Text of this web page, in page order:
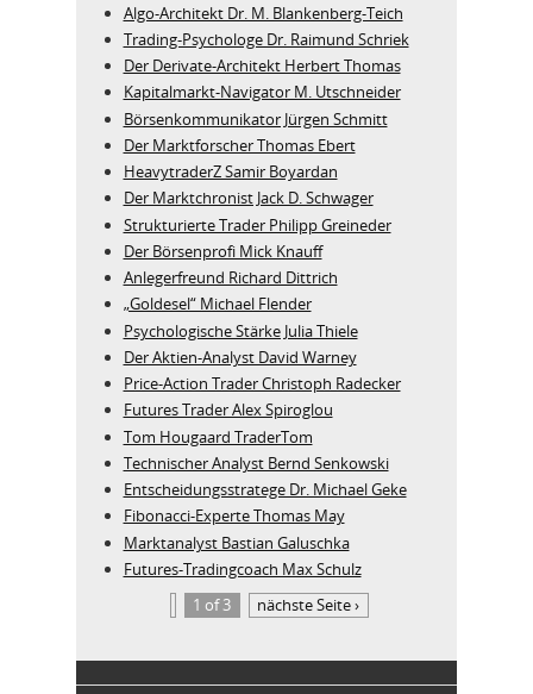
Algo‑Architekt Dr. M. Blankenberg‑Teich
Trading-Psychologe Dr. Raimund Schriek
Der Derivate‑Architekt Herbert Thomas
Kapitalmarkt-Navigator M. Utschneider
Börsenkommunikator Jürgen Schmitt
Der Marktforscher Thomas Ebert
HeavytraderZ Samir Boyardan
Der Marktchronist Jack D. Schwager
Strukturierte Trader Philipp Greineder
Der Börsenprofi Mick Knauff
Anlegerfreund Richard Dittrich
„Goldesel“ Michael Flender
Psychologische Stärke Julia Thiele
Der Aktien-Analyst David Warney
Price-Action Trader Christoph Radecker
Futures Trader Alex Spiroglou
Tom Hougaard TraderTom
Technischer Analyst Bernd Senkowski
Entscheidungsstratege Dr. Michael Geke
Fibonacci-Experte Thomas May
Marktanalyst Bastian Galuschka
Futures-Tradingcoach Max Schulz
1 of 3
nächste Seite ›